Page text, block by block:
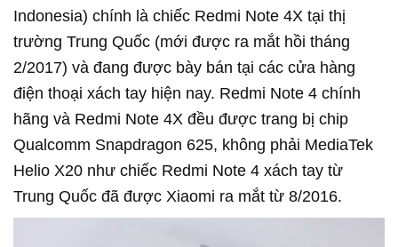
Indonesia) chính là chiếc Redmi Note 4X tại thị
trường Trung Quốc (mới được ra mắt hồi tháng
2/2017) và đang được bày bán tại các cửa hàng
điện thoại xách tay hiện nay. Redmi Note 4 chính
hãng và Redmi Note 4X đều được trang bị chip
Qualcomm Snapdragon 625, không phải MediaTek
Helio X20 như chiếc Redmi Note 4 xách tay từ
Trung Quốc đã được Xiaomi ra mắt từ 8/2016.